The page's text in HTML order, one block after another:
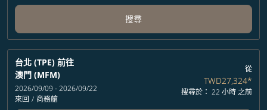
搜尋
台北 (TPE) 前往
澳門 (MFM)
2026/09/09 - 2026/09/22
來回 / 商務艙
從
TWD27,324*
搜尋於： 22 小時 之前